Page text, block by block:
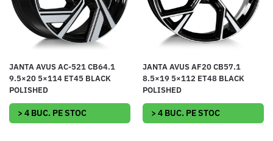
JANTA AVUS AC-521 CB64.1
9.5×20 5×114 ET45 BLACK
POLISHED
> 4 BUC. PE STOC
JANTA AVUS AF20 CB57.1
8.5×19 5×112 ET48 BLACK
POLISHED
> 4 BUC. PE STOC